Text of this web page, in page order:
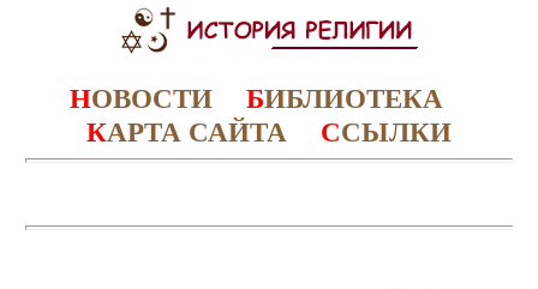
НОВОСТИ БИБЛИОТЕКА
КАРТА САЙТА ССЫЛКИ